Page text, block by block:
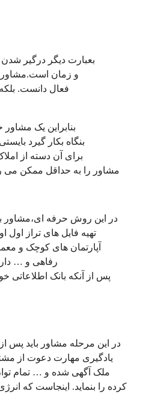
بعبارت دیگر درگیر شدن
و زمان است.مشاوری
فعال دانست.
بنابراین یک
بنگاه بکار گیرد
برای آن دسته از
مشاور را به حداقل ممکن
در این روش حرفه ای،مشاور
تهیه فایل های تراز
آپارتمان های کوچک و
رفاهی و …
پس از آنکه بانک اطلاعاتی
در این مرحله مشاور باید پس
یادگیری مهارت دعوت از
ملک آگهی شده و … تمام
کرده را بنماید. اینجاست که